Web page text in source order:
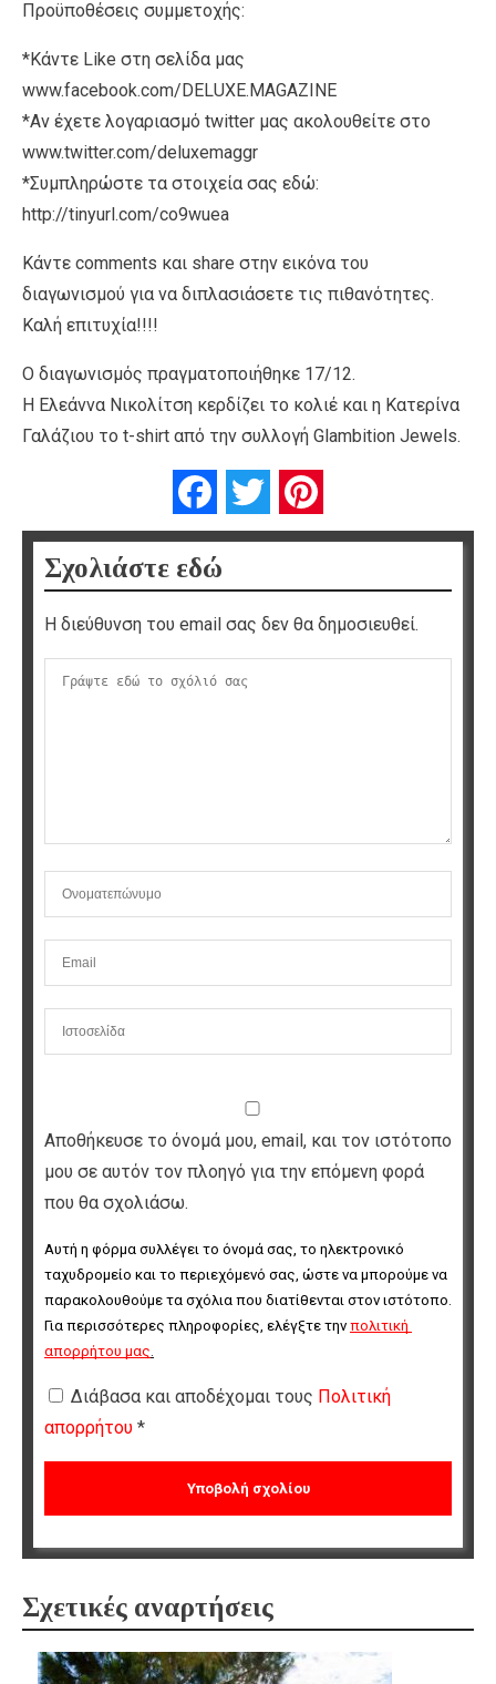
Προϋποθέσεις συμμετοχής:
*Κάντε Like στη σελίδα μας
www.facebook.com/DELUXE.MAGAZINE
*Αν έχετε λογαριασμό twitter μας ακολουθείτε στο
www.twitter.com/deluxemaggr
*Συμπληρώστε τα στοιχεία σας εδώ:
http://tinyurl.com/co9wuea
Κάντε comments και share στην εικόνα του
διαγωνισμού για να διπλασιάσετε τις πιθανότητες.
Καλή επιτυχία!!!!
Ο διαγωνισμός πραγματοποιήθηκε 17/12.
Η Ελεάννα Νικολίτση κερδίζει το κολιέ και η Κατερίνα
Γαλάζιου το t-shirt από την συλλογή Glambition Jewels.
FacebookTwitter
Σχολιάστε εδώ
Η διεύθυνση του email σας δεν θα δημοσιευθεί.
Αποθήκευσε το όνομά μου, email, και τον ιστότοπο
μου σε αυτόν τον πλοηγό για την επόμενη φορά
που θα σχολιάσω.
Αυτή η φόρμα συλλέγει το όνομά σας, το ηλεκτρονικό
ταχυδρομείο και το περιεχόμενό σας, ώστε να μπορούμε να
παρακολουθούμε τα σχόλια που διατίθενται στον ιστότοπο.
Για περισσότερες πληροφορίες, ελέγξτε την πολιτική
απορρήτου μας.
Διάβασα και αποδέχομαι τους Πολιτική
απορρήτου *
Σχετικές αναρτήσεις